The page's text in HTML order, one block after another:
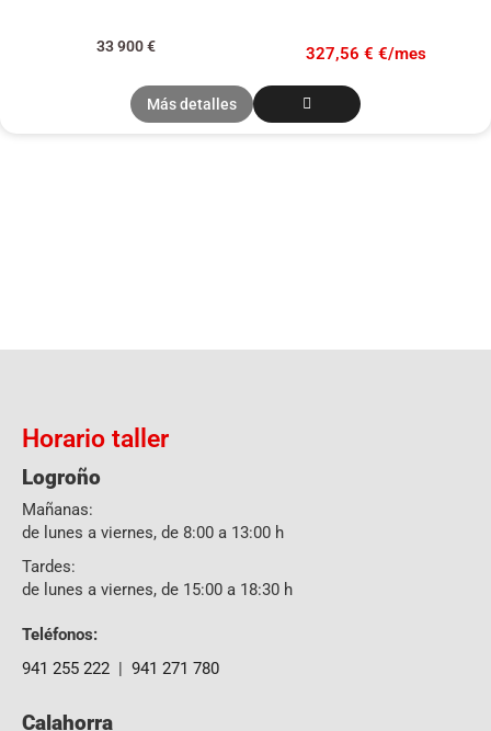
33 900€ 327,56 € €/mes
Más detalles
Horario taller
Logroño
Mañanas:
de lunes a viernes, de 8:00 a 13:00 h
Tardes:
de lunes a viernes, de 15:00 a 18:30 h
Teléfonos:
941 255 222 | 941 271 780
Calahorra